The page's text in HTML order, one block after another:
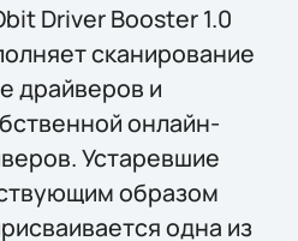
Driver Booster 1.0
сканирование
драйверов и
онлайн-
Устаревшие
образом
одна из